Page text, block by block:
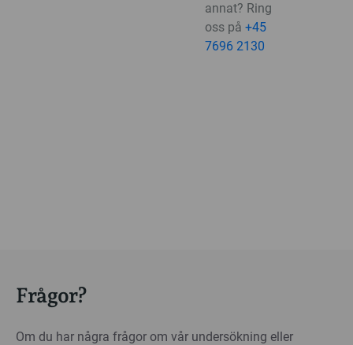
annat? Ring
oss på +45
7696 2130
Frågor?
Om du har några frågor om vår undersökning eller